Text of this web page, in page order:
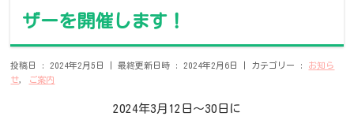
ザーを開催します！
投稿日 : 2024年2月5日 最終更新日時 : 2024年2月6日 カテゴリー : お知ら
せ
ご案内
2024年3月12日～30日に